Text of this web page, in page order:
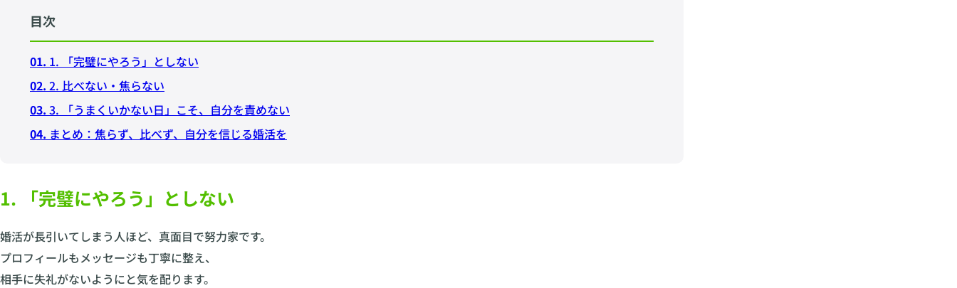
目次
01. 1. 「完璧にやろう」としない
02. 2. 比べない・焦らない
03. 3. 「うまくいかない日」こそ、自分を責めない
04. まとめ：焦らず、比べず、自分を信じる婚活を
1. 「完璧にやろう」としない
婚活が長引いてしまう人ほど、真面目で努力家です。
プロフィールもメッセージも丁寧に整え、
相手に失礼がないようにと気を配ります。